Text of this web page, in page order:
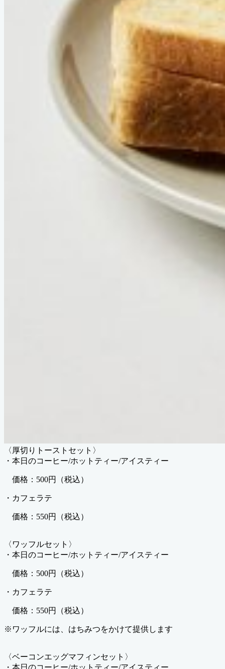
〈厚切りトーストセット〉
・本日のコーヒー/ホットティー/アイスティー
価格：500円（税込）
・カフェラテ
価格：550円（税込）
〈ワッフルセット〉
・本日のコーヒー/ホットティー/アイスティー
価格：500円（税込）
・カフェラテ
価格：550円（税込）
※ワッフルには、はちみつをかけて提供します
〈ベーコンエッグマフィンセット〉
・本日のコーヒー/ホットティー/アイスティー